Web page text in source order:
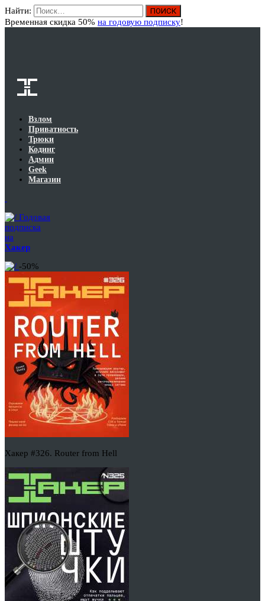
Найти:
Временная скидка 50% на годовую подписку!
Взлом
Приватность
Трюки
Кодинг
Админ
Geek
Магазин
Годовая
подписка
на
Хакер
-50%
Хакер #326. Router from Hell